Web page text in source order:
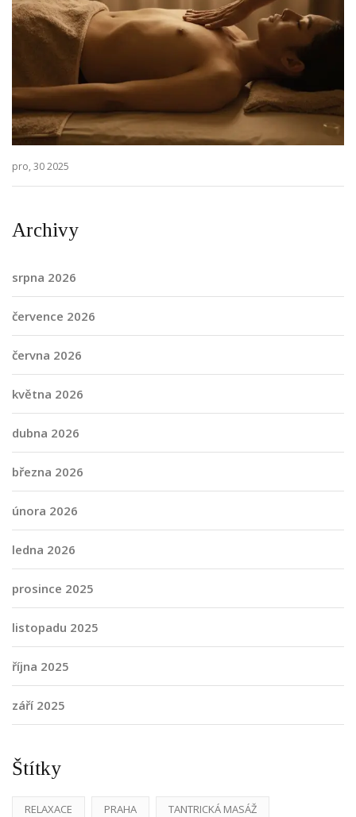
pro, 30 2025
Archivy
srpna 2026
července 2026
června 2026
května 2026
dubna 2026
března 2026
února 2026
ledna 2026
prosince 2025
listopadu 2025
října 2025
září 2025
Štítky
RELAXACE PRAHA TANTRICKÁ MASÁŽ